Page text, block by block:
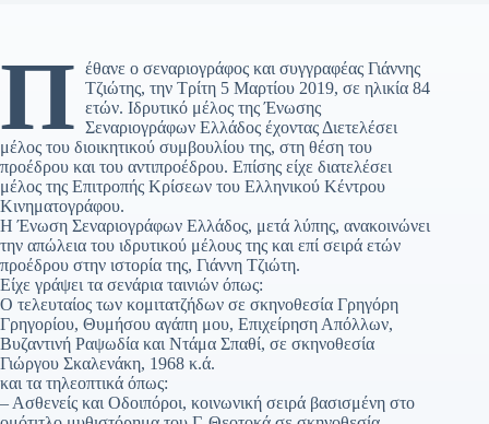
Π έθανε ο σεναριογράφος και συγγραφέας Γιάννης
Τζιώτης, την Τρίτη 5 Μαρτίου 2019, σε ηλικία 84
ετών. Ιδρυτικό μέλος της Ένωσης
Σεναριογράφων Ελλάδος έχοντας Διετελέσει
μέλος του διοικητικού συμβουλίου της, στη θέση του
προέδρου και του αντιπροέδρου. Επίσης είχε διατελέσει
μέλος της Επιτροπής Κρίσεων του Ελληνικού Κέντρου
Κινηματογράφου.
Η Ένωση Σεναριογράφων Ελλάδος, μετά λύπης, ανακοινώνει
την απώλεια του ιδρυτικού μέλους της και επί σειρά ετών
προέδρου στην ιστορία της, Γιάννη Τζιώτη.
Είχε γράψει τα σενάρια ταινιών όπως:
Ο τελευταίος των κομιτατζήδων σε σκηνοθεσία Γρηγόρη
Γρηγορίου, Θυμήσου αγάπη μου, Επιχείρηση Απόλλων,
Βυζαντινή Ραψωδία και Ντάμα Σπαθί, σε σκηνοθεσία
Γιώργου Σκαλενάκη, 1968 κ.ά.
και τα τηλεοπτικά όπως:
– Ασθενείς και Οδοιπόροι, κοινωνική σειρά βασισμένη στο